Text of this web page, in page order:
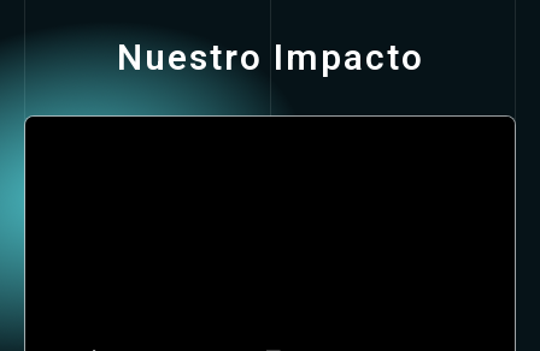
Nuestro Impacto